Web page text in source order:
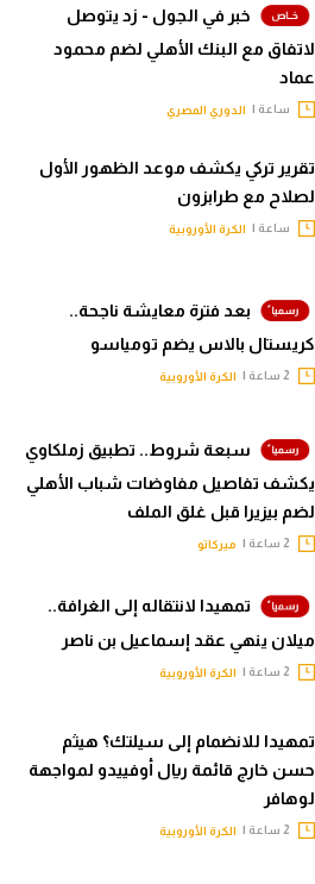
خبر في الجول - زد يتوصل
لاتفاق مع البنك الأهلي لضم محمود
عماد
ساعة | الدوري المصري
تقرير تركي يكشف موعد الظهور الأول
لصلاح مع طرابزون
ساعة | الكرة الأوروبية
بعد فترة معايشة ناجحة..
كريستال بالاس يضم تومياسو
الكرة الأوروبية
سبعة شروط.. تطبيق زملكاوي
يكشف تفاصيل مفاوضات شباب الأهلي
لضم بيزيرا قبل غلق الملف
ميركاتو
تمهيدا لانتقاله إلى الغرافة..
ميلان ينهي عقد إسماعيل بن ناصر
الكرة الأوروبية
تمهيدا للانضمام إلى سيلتك؟ هيثم
حسن خارج قائمة ريال أوفييدو لمواجهة
لوهافر
الكرة الأوروبية